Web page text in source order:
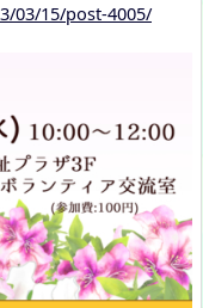
03/15/post-4005/